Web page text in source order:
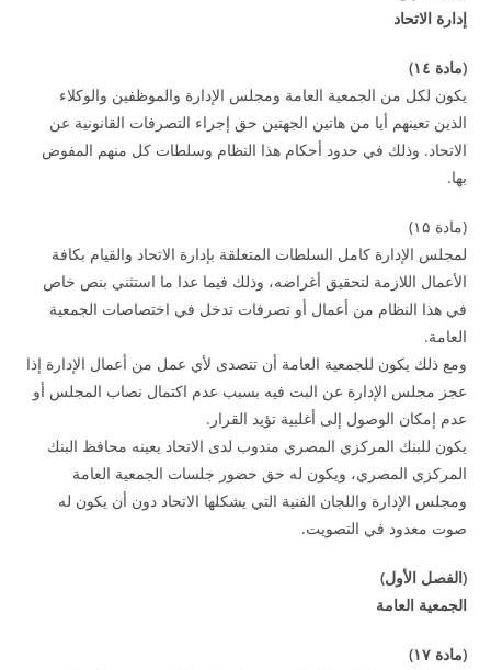
إدارة الاتحاد
(مادة ۱٤ )
يكون لكل من الجمعية العامة ومجلس الإدارة والموظفين والوكلاء
الذين تعينهم أيا من هاتين الجهتين حق إجراء التصرفات القانونية عن
الاتحاد. وذلك في حدود أحكام هذا النظام وسلطات كل منهم المفوض
بها.
(مادة ۱۵)
لمجلس الإدارة كامل السلطات المتعلقة بإدارة الاتحاد والقيام بكافة
الأعمال اللازمة لتحقيق أغراضه، وذلك فيما عدا ما استثني بنص خاص
في هذا النظام من أعمال أو تصرفات تدخل في اختصاصات الجمعية
العامة.
ومع ذلك يكون للجمعية العامة أن تتصدى لأي عمل من أعمال الإدارة إذا
عجز مجلس الإدارة عن البت فيه بسبب عدم اكتمال نصاب المجلس أو
عدم إمكان الوصول إلى أغلبية تؤيد القرار.
يكون للبنك المركزي المصري مندوب لدى الاتحاد يعينه محافظ البنك
المركزي المصري، ويكون له حق حضور جلسات الجمعية العامة
ومجلس الإدارة واللجان الفنية التي يشكلها الاتحاد دون أن يكون له
صوت معدود في التصويت.
(الفصل الأول)
الجمعية العامة
(مادة۱۷)